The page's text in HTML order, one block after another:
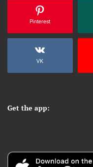
Pinterest
VK
Get the app: